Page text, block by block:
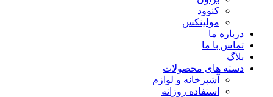
کنوود
مولینکس
درباره ما
تماس با ما
بلاگ
دسته های محصولات
آشپزخانه و لوازم
استفاده روزانه